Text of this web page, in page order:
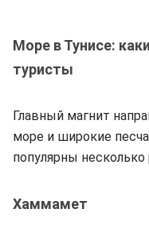
Море в Тунисе:
туристы
Главный магнит
море и широкие
популярны несколько
Хаммамет